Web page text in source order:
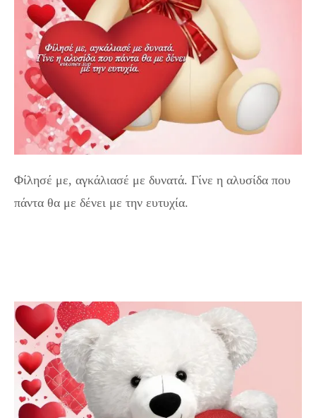
Φίλησέ με, αγκάλιασέ με δυνατά. Γίνε η αλυσίδα που
πάντα θα με δένει με την ευτυχία.